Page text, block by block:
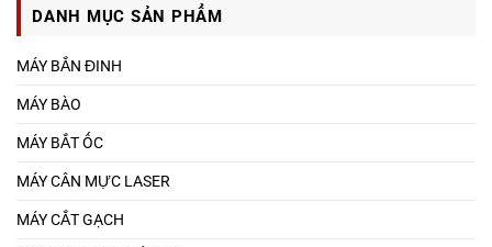
DANH MỤC SẢN PHẨM
MÁY BẮN ĐINH
MÁY BÀO
MÁY BẮT ỐC
MÁY CÂN MỰC LASER
MÁY CẮT GẠCH